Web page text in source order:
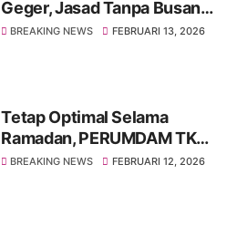
Geger, Jasad Tanpa Busana
dan Identitas Ditemukan di
BREAKING NEWS FEBRUARI 13, 2026
Tetap Optimal Selama
Ramadan, PERUMDAM TKR
Pastikan Distribusi Air Aman
BREAKING NEWS FEBRUARI 12, 2026